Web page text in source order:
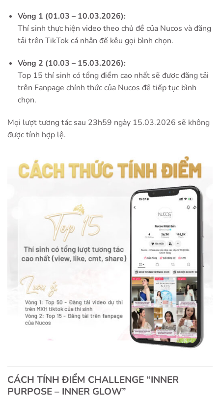
Vòng 1 (01.03 – 10.03.2026):
Thí sinh thực hiện video theo chủ đề của Nucos và đăng
tải trên TikTok cá nhân để kêu gọi bình chọn.
Vòng 2 (10.03 – 15.03.2026):
Top 15 thí sinh có tổng điểm cao nhất sẽ được đăng tải
trên Fanpage chính thức của Nucos để tiếp tục bình
chọn.
Mọi lượt tương tác sau 23h59 ngày 15.03.2026 sẽ không
được tính hợp lệ.
CÁCH TÍNH ĐIỂM CHALLENGE “INNER
PURPOSE – INNER GLOW”